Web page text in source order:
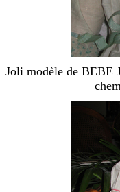
Joli modèle de